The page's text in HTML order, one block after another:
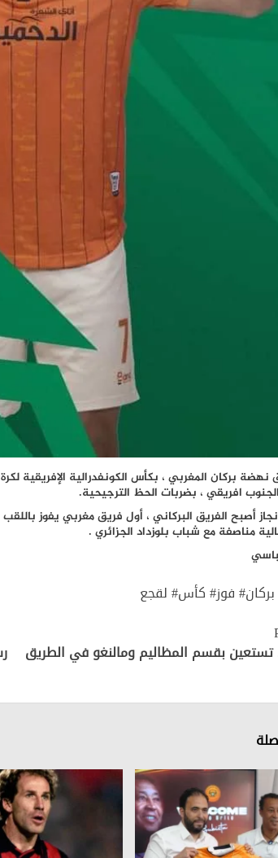
بركان المغربي ، بكأس الكونفدرالية الإفريقية لكرة
افريقي ، بضربات الحظ الترجيحية.
أصبح الفريق البركاني ، أول فريق مغربي يفوز
مناصفة مع شباب بلوزداد الجزائري .
بركان# فوز# كأس# لقجع
تستعين بقسم المظاليم ومالنغو في الطريق